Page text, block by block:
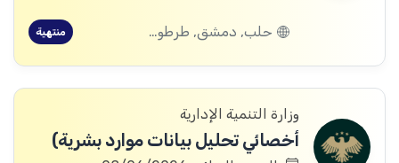
حلب, دمشق, طرطوس, ريف دمشق, ديرالزور, درعا, إدلب, القنيطرة, اللاذقية, الرقة, حمص, الحسكة, حماة منتهية
وزارة التنمية الإدارية
أخصائي تحليل بيانات موارد بشرية)